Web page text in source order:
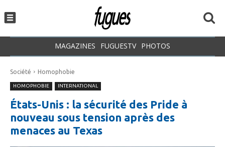
MAGAZINES FUGUESTV PHOTOS
Société Homophobie
HOMOPHOBIE INTERNATIONAL
États-Unis : la sécurité des Pride à
nouveau sous tension après des
menaces au Texas